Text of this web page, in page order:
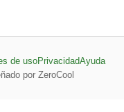
de usoPrivacidadAyuda
por ZeroCool